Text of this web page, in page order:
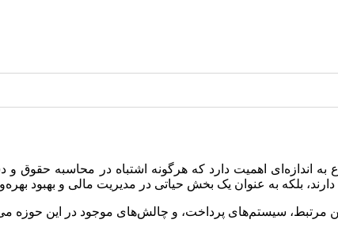
اهمیت دارد که هرگونه اشتباه در محاسبه حقوق و
بلکه به عنوان یک بخش حیاتی در مدیریت مالی و بهبود
مرتبط، سیستم‌های پرداخت، و چالش‌های موجود در این حوزه